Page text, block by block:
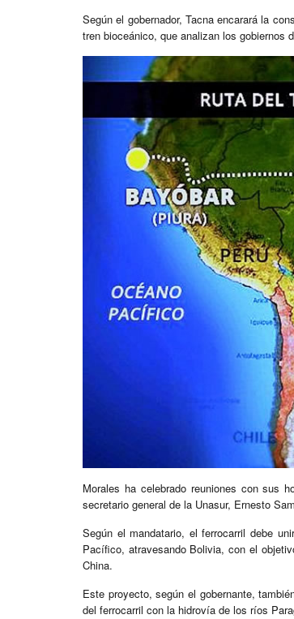
Según el gobernador, Tacna encarará la
tren bioceánico, que analizan los gobiernos
Morales ha celebrado reuniones con sus
secretario general de la Unasur, Ernesto
Según el mandatario, el ferrocarril debe
Pacífico, atravesando Bolivia, con el
China.
Este proyecto, según el gobernante,
del ferrocarril con la hidrovía de los ríos